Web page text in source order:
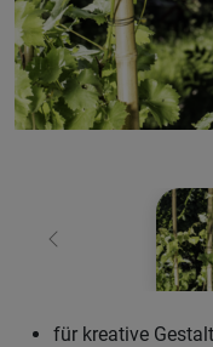
Zurück
für kreative